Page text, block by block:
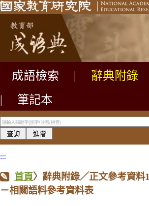
成語檢索 辭典附錄
|
筆記本
:::
首頁〉辭典附錄／正文參考資料1
－相關語料參考資料表